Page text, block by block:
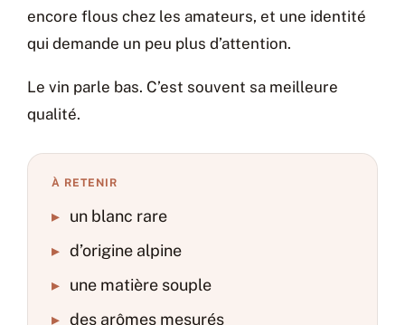
encore flous chez les amateurs, et une identité
qui demande un peu plus d’attention.
Le vin parle bas. C’est souvent sa meilleure
qualité.
À RETENIR
▸ un blanc rare
▸ d’origine alpine
▸ une matière souple
▸ des arômes mesurés